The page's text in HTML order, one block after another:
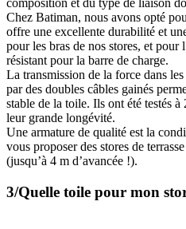
Chez Batiman, nous avons opté
offre une excellente durabilité et
pour les bras de nos stores, et
résistant pour la barre de charge.
La transmission de la force dans les
par des doubles câbles gainés
stable de la toile. Ils ont été testés à
leur grande longévité.
Une armature de qualité est la
vous proposer des stores de
(jusqu’à 4 m d’avancée !).
3/Quelle toile pour mon